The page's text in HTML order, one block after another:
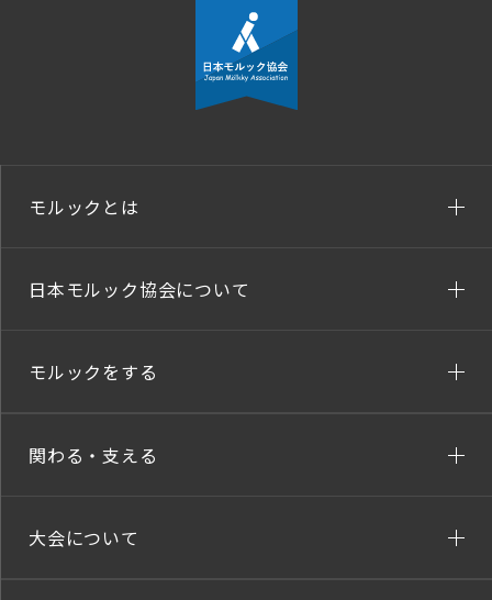
モルックとは
日本モルック協会について
モルックをする
関わる・支える
大会について